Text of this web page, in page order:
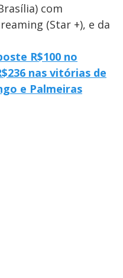
com
(Star +), e da
R$100 no
nas vitórias de
e Palmeiras